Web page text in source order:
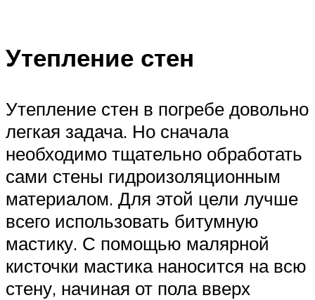
Утепление стен
Утепление стен в погребе довольно
легкая задача. Но сначала
необходимо тщательно обработать
сами стены гидроизоляционным
материалом. Для этой цели лучше
всего использовать битумную
мастику. С помощью малярной
кисточки мастика наносится на всю
стену, начиная от пола вверх